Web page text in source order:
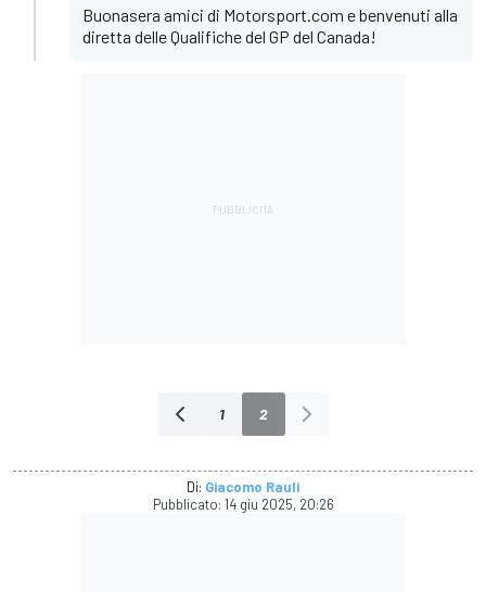
Buonasera amici di Motorsport.com e benvenuti alla
diretta delle Qualifiche del GP del Canada!
1 2
Di: Giacomo Rauli
Pubblicato: 14 giu 2025, 20:26